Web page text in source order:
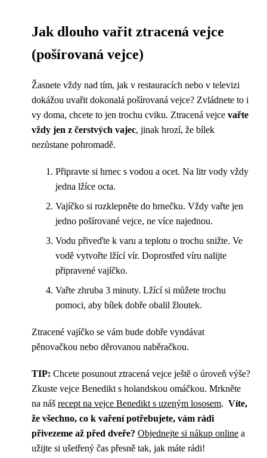
Jak dlouho vařit ztracená vejce
(pošírovaná vejce)
Žasnete vždy nad tím, jak v restauracích nebo v televizi
dokážou uvařit dokonalá pošírovaná vejce? Zvládnete to i
vy doma, chcete to jen trochu cviku. Ztracená vejce vařte
vždy jen z čerstvých vajec, jinak hrozí, že bílek
nezůstane pohromadě.
Připravte si hrnec s vodou a ocet. Na litr vody vždy
jedna lžíce octa.
Vajíčko si rozklepněte do hrnečku. Vždy vařte jen
jedno pošírované vejce, ne více najednou.
Vodu přiveďte k varu a teplotu o trochu snižte. Ve
vodě vytvořte lžící vír. Doprostřed víru nalijte
připravené vajíčko.
Vařte zhruba 3 minuty. Lžící si můžete trochu
pomoci, aby bílek dobře obalil žloutek.
Ztracené vajíčko se vám bude dobře vyndávat
pěnovačkou nebo děrovanou naběračkou.
TIP: Chcete posunout ztracená vejce ještě o úroveň výše?
Zkuste vejce Benedikt s holandskou omáčkou. Mrkněte
na náš recept na vejce Benedikt s uzeným lososem. Víte,
že všechno, co k vaření potřebujete, vám rádi
přivezeme až před dveře? Objednejte si nákup online a
užijte si ušetřený čas přesně tak, jak máte rádi!